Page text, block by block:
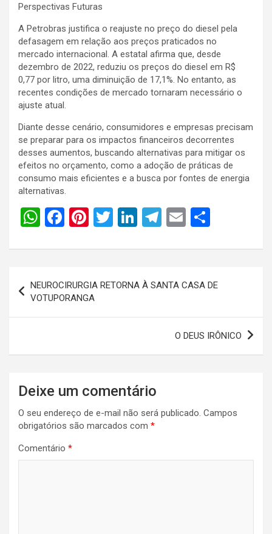
Perspectivas Futuras
A Petrobras justifica o reajuste no preço do diesel pela
defasagem em relação aos preços praticados no
mercado internacional. A estatal afirma que, desde
dezembro de 2022, reduziu os preços do diesel em R$
0,77 por litro, uma diminuição de 17,1%. No entanto, as
recentes condições de mercado tornaram necessário o
ajuste atual.
Diante desse cenário, consumidores e empresas precisam
se preparar para os impactos financeiros decorrentes
desses aumentos, buscando alternativas para mitigar os
efeitos no orçamento, como a adoção de práticas de
consumo mais eficientes e a busca por fontes de energia
alternativas.
W
at
A
p
F
ce
o
o
Pi
er
t
T
tt
Li
ke
dI
n
T
e
a
m
E
ail ar
de
Post
NEUROCIRURGIA RETORNA À SANTA CASA DE
VOTUPORANGA
O DEUS IRÔNICO
Deixe um comentário
O seu endereço de e-mail não será publicado. Campos
obrigatórios são marcados com *
Comentário *